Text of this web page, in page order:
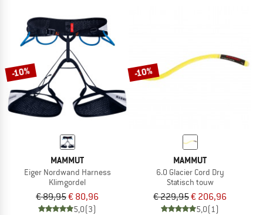
-10%
MAMMUT
Eiger Nordwand Harness
Klimgordel
€ 89,95€ 80,96
5,0(3)
-10%
MAMMUT
6.0 Glacier Cord Dry
Statisch touw
€ 229,95€ 206,96
5,0(1)